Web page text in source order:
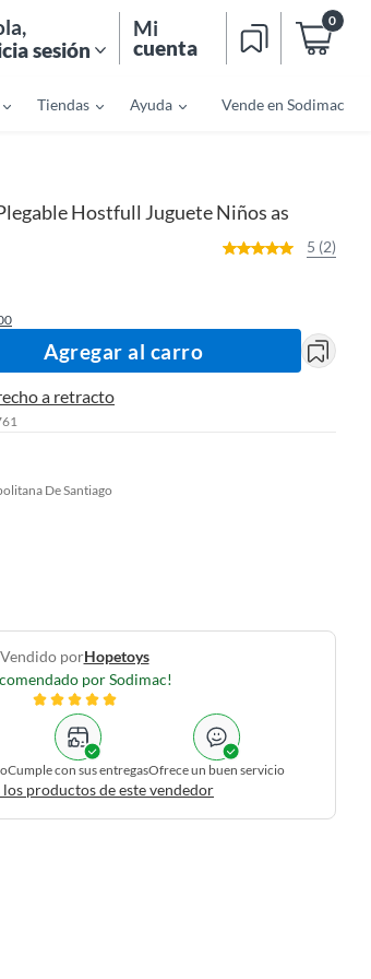
,
sesión
Mi
cuenta
0
Tiendas Ayuda Vende en Sodimac
Hostfull Juguete Niños as
5 (2)
Agregar al carro
a retracto
De Santiago
Vendido porHopetoys
por Sodimac!
Cumple con sus entregasOfrece un buen servicio
productos de este vendedor